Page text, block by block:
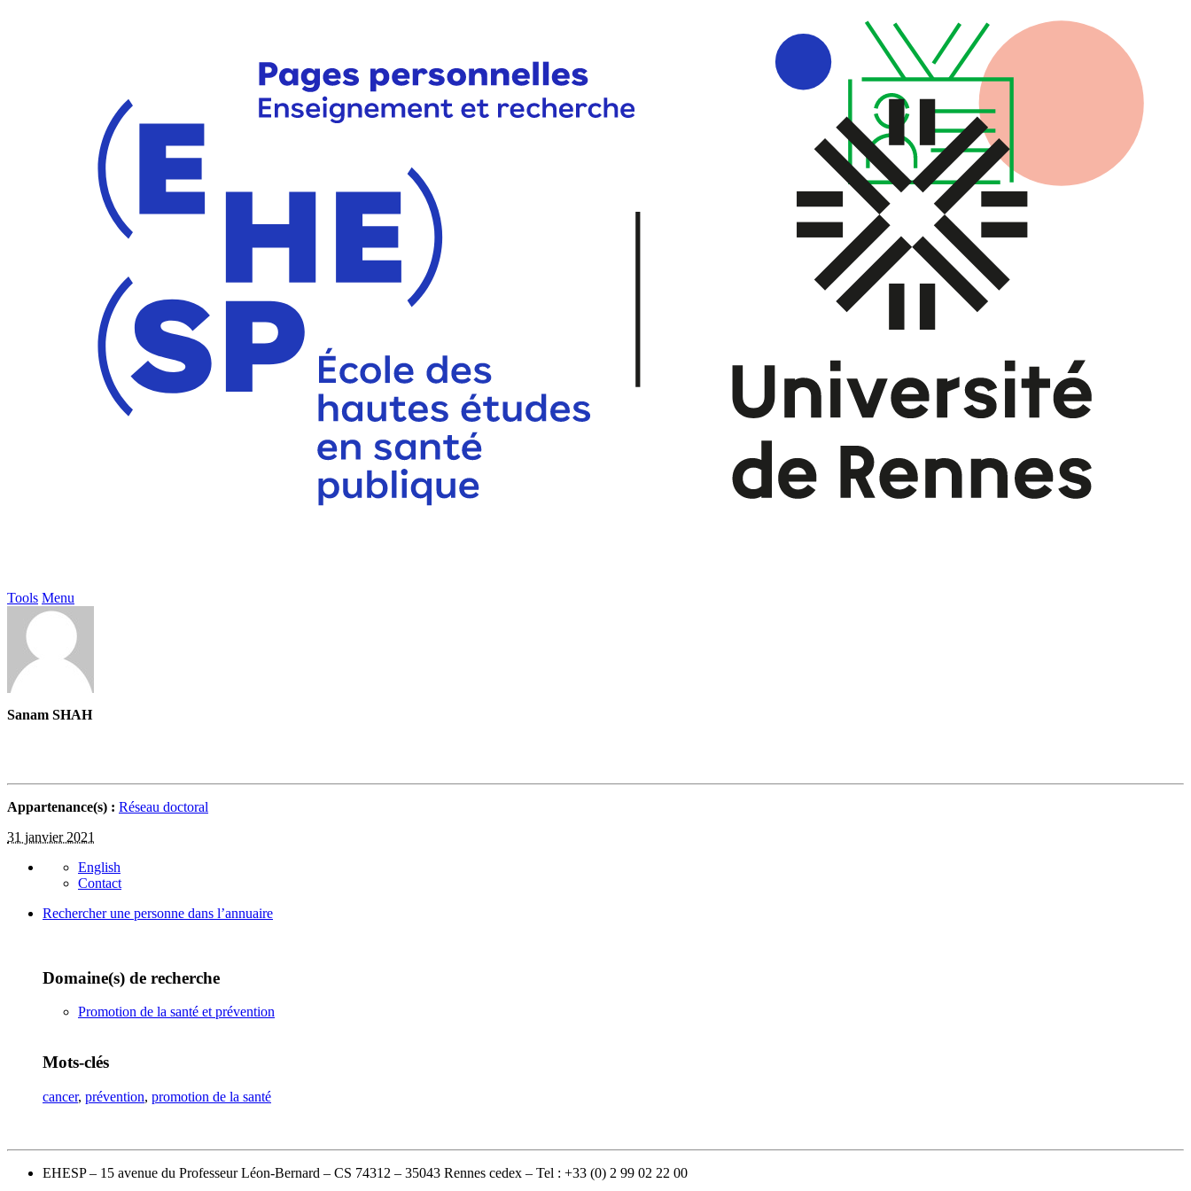
Tools Menu
Sanam SHAH
Appartenance(s) : Réseau doctoral
31 janvier 2021
English
Contact
Rechercher une personne dans l’annuaire
Domaine(s) de recherche
Promotion de la santé et prévention
Mots-clés
cancer, prévention, promotion de la santé
EHESP – 15 avenue du Professeur Léon-Bernard – CS 74312 – 35043 Rennes cedex – Tel : +33 (0) 2 99 02 22 00